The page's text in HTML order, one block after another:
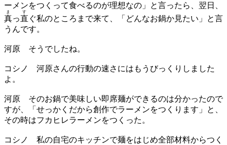
ーメンをつくって食べるのが理想なの」と言ったら、翌日、
真
ま
っ直
す
ぐ私のところまで来て、「どんなお鍋か見たい」と言
うんです。
河原 そうでしたね。
コシノ
河原さんの行動の速さにはもうびっくりしました
よ。
河原 そのお鍋で美味しい即席麺ができるのは分かったので
すが、「せっかくだから創作でラーメンをつくります」と、
その時はフカヒレラーメンをつくった。
コシノ
私の自宅のキッチンで麺をはじめ全部材料からつく